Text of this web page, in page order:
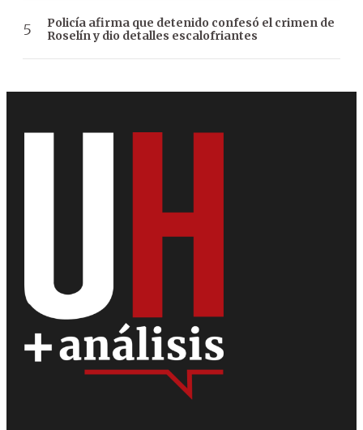
Policía afirma que detenido confesó el crimen de
Roselín y dio detalles escalofriantes